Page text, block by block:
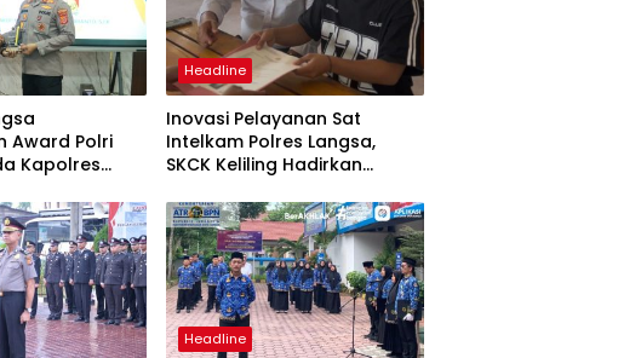
Award Polri
Kapolres
Headline
Inovasi Pelayanan Sat
Intelkam Polres Langsa,
SKCK Keliling Hadirkan
dan Humanis
Headline